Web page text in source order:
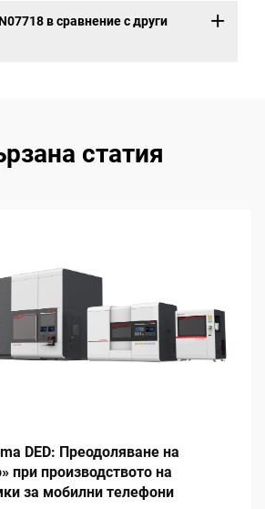
в сравнение с други
статия
DED: Преодоляване на
при производството на
за мобилни телефони